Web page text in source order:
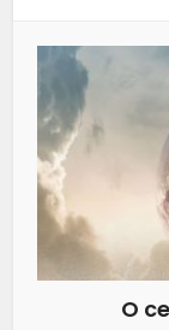
O